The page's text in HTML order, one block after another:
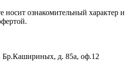
носит ознакомительный характер и
Бр.Кашириных, д. 85а, оф.12